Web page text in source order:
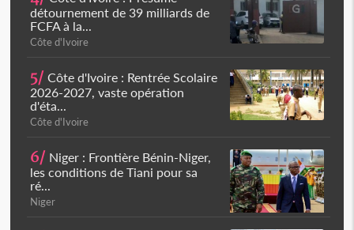
détournement de 39 milliards de
FCFA à la...
Côte d'Ivoire
5/ Côte d'Ivoire : Rentrée Scolaire
2026-2027, vaste opération
d'éta...
Côte d'Ivoire
6/ Niger : Frontière Bénin-Niger,
les conditions de Tiani pour sa
ré...
Niger